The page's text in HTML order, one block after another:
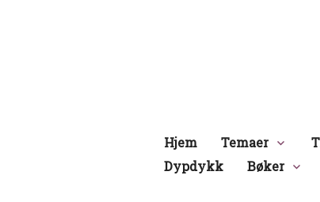
Hjem Temaer
Dypdykk
Bøker